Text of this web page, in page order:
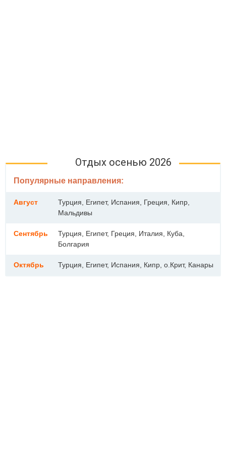
Отдых осенью 2026
Популярные направления:
Август
Турция, Египет, Испания, Греция, Кипр,
Мальдивы
Сентябрь
Турция, Египет, Греция, Италия, Куба,
Болгария
Октябрь Турция, Египет, Испания, Кипр, о.Крит, Канары